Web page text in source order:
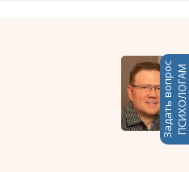
Задать вопросПСИХОЛОГАМ